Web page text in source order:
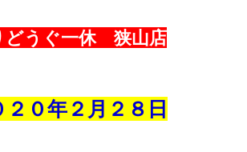
どうぐ一休 狭山店
２０年２ 月２８ 日